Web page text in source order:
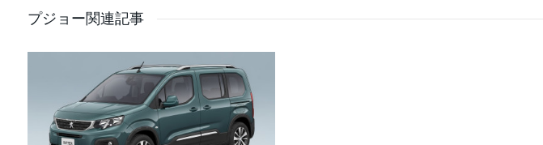
プジョー関連記事